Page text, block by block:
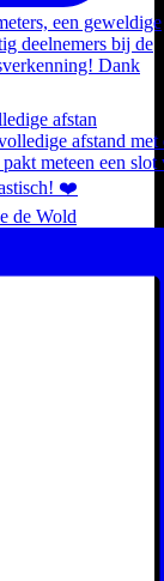
afstan
de Wold